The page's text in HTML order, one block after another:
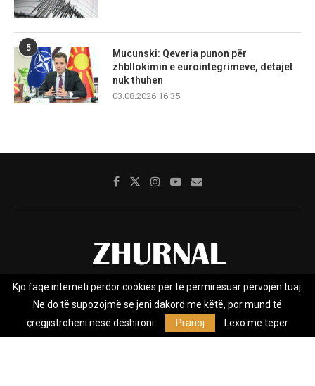
5
Mucunski: Qeveria punon për
zhbllokimin e eurointegrimeve, detajet
nuk thuhen
03.08.2026 16:35
Rreth nesh Impresumi Marketing
Privacy Policy
Zhurnal.mk është Agjenci e Lajmeve e pavarur, e themeluar në vitin
Kjo faqe interneti përdor cookies për të përmirësuar përvojën tuaj.
Ne do të supozojmë se jeni dakord me këtë, por mund të
çregjistroheni nëse dëshironi.
Pranoj Lexo më tepër